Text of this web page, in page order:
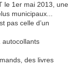
le 1er mai 2013, une
municipaux...
pas celle d’un
autocollants
des livres